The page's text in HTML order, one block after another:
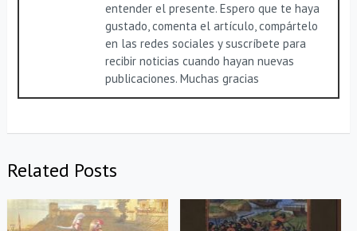
entender el presente. Espero que te haya
gustado, comenta el artículo, compártelo
en las redes sociales y suscríbete para
recibir noticias cuando hayan nuevas
publicaciones. Muchas gracias
Related Posts